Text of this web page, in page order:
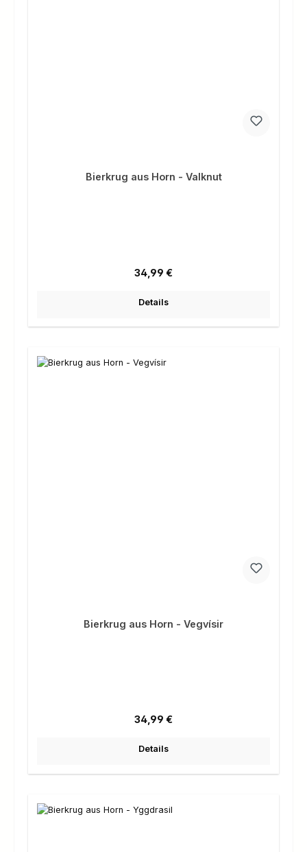
Bierkrug aus Horn - Valknut
Regulärer Preis:
34,99 €
Details
Bierkrug aus Horn - Vegvísir
Regulärer Preis:
34,99 €
Details